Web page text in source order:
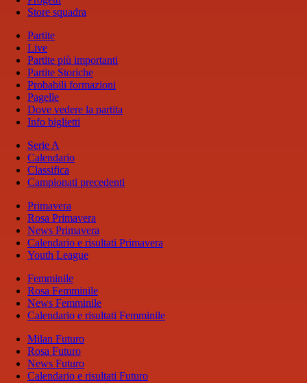
Store squadra
Partite
Live
Partite più importanti
Partite Storiche
Probabili formazioni
Pagelle
Dove vedere la partita
Info biglietti
Serie A
Calendario
Classifica
Campionati precedenti
Primavera
Rosa Primavera
News Primavera
Calendario e risultati Primavera
Youth League
Femminile
Rosa Femminile
News Femminile
Calendario e risultati Femminile
Milan Futuro
Rosa Futuro
News Futuro
Calendario e risultati Futuro